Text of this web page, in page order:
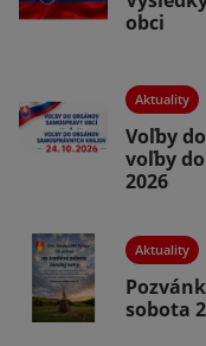
obci
Aktuality
Voľby
voľby
2026
Aktuality
sobota